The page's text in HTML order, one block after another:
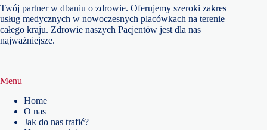
Twój partner w dbaniu o zdrowie. Oferujemy szeroki zakres
usług medycznych w nowoczesnych placówkach na terenie
całego kraju. Zdrowie naszych Pacjentów jest dla nas
najważniejsze.
Menu
Home
O nas
Jak do nas trafić?